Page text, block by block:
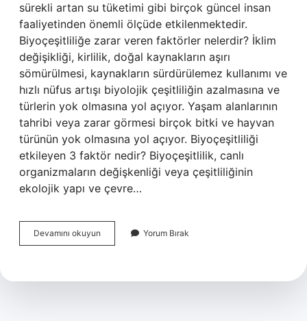
sürekli artan su tüketimi gibi birçok güncel insan
faaliyetinden önemli ölçüde etkilenmektedir.
Biyoçeşitliliğe zarar veren faktörler nelerdir? İklim
değişikliği, kirlilik, doğal kaynakların aşırı
sömürülmesi, kaynakların sürdürülemez kullanımı ve
hızlı nüfus artışı biyolojik çeşitliliğin azalmasına ve
türlerin yok olmasına yol açıyor. Yaşam alanlarının
tahribi veya zarar görmesi birçok bitki ve hayvan
türünün yok olmasına yol açıyor. Biyoçeşitliliği
etkileyen 3 faktör nedir? Biyoçeşitlilik, canlı
organizmaların değişkenliği veya çeşitliliğinin
ekolojik yapı ve çevre…
Devamını okuyun Biyoçeşitliliğin
Tehditleri
Yorum Bırak